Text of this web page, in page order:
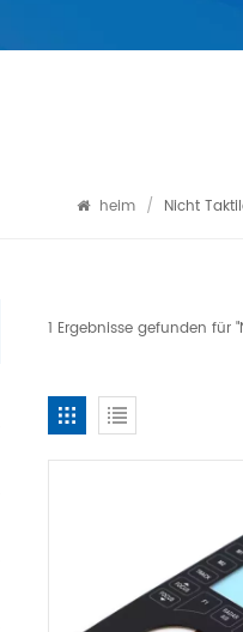
heim / Nicht
1 Ergebnisse gefunden für